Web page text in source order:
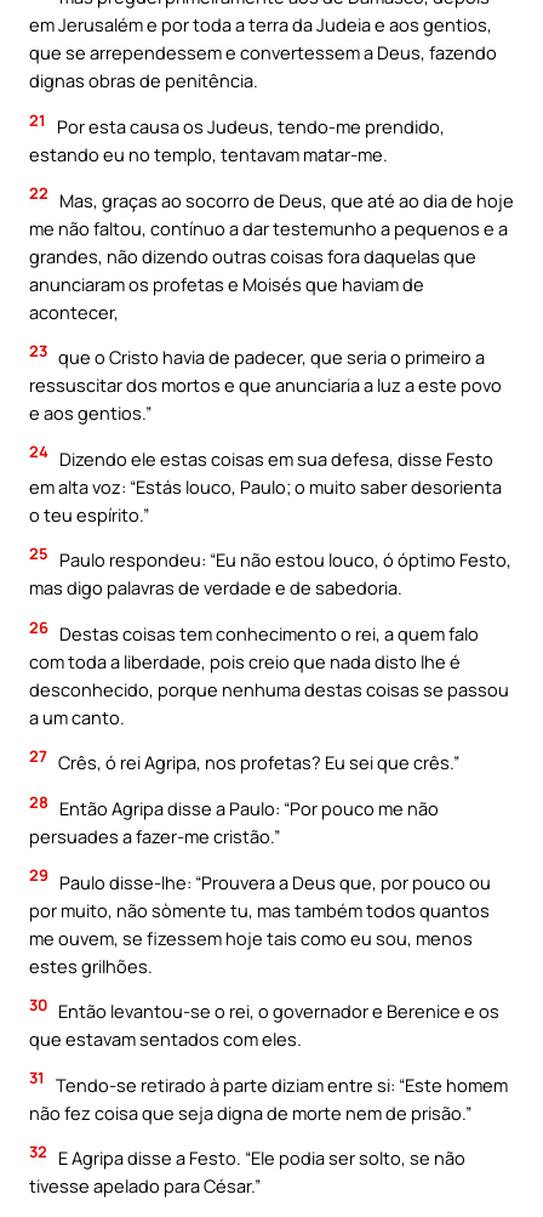
em Jerusalém e por toda a terra da Judeia e aos gentios,
que se arrependessem e convertessem a Deus, fazendo
dignas obras de penitência.
21
Por esta causa os Judeus, tendo-me prendido,
estando eu no templo, tentavam matar-me.
22
Mas, graças ao socorro de Deus, que até ao dia de hoje
me não faltou, contínuo a dar testemunho a pequenos e a
grandes, não dizendo outras coisas fora daquelas que
anunciaram os profetas e Moisés que haviam de
acontecer,
23 que o Cristo havia de padecer, que seria o primeiro a
ressuscitar dos mortos e que anunciaria a luz a este povo
e aos gentios.”
24 Dizendo ele estas coisas em sua defesa, disse Festo
em alta voz: “Estás louco, Paulo; o muito saber desorienta
o teu espírito.”
25
Paulo respondeu: “Eu não estou louco, ó óptimo Festo,
mas digo palavras de verdade e de sabedoria.
26 Destas coisas tem conhecimento o rei, a quem falo
com toda a liberdade, pois creio que nada disto lhe é
desconhecido, porque nenhuma destas coisas se passou
a um canto.
27 Crês, ó rei Agripa, nos profetas? Eu sei que crês.”
28
Então Agripa disse a Paulo: “Por pouco me não
persuades a fazer-me cristão.”
29
Paulo disse-lhe: “Prouvera a Deus que, por pouco ou
por muito, não sòmente tu, mas também todos quantos
me ouvem, se fizessem hoje tais como eu sou, menos
estes grilhões.
30 Então levantou-se o rei, o governador e Berenice e os
que estavam sentados com eles.
31
Tendo-se retirado à parte diziam entre si: “Este homem
não fez coisa que seja digna de morte nem de prisão.”
32
E Agripa disse a Festo. “Ele podia ser solto, se não
tivesse apelado para César.”